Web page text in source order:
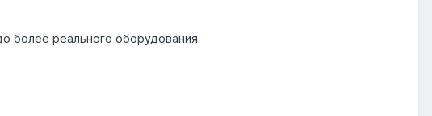
более реального оборудования.